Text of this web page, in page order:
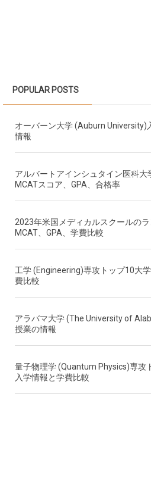
POPULAR POSTS
オーバーン大学 (Auburn University)
情報
アルバートアインシュタイン医科大
MCATスコア、GPA、合格率
2023年米国メディカルスクールのラ
MCAT、GPA、学費比較
工学 (Engineering)専攻トップ10大
費比較
アラバマ大学 (The University of
授業の情報
量子物理学 (Quantum Physics)専攻
入学情報と学費比較